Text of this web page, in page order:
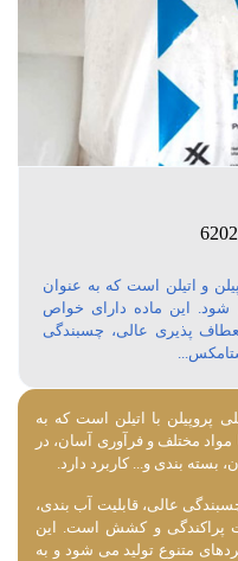
و اتیلن است که به عنوان
شود. این ماده دارای خواص
پذیری عالی، چسبندگی
‌پروپیلن با اتیلن است که به
مختلف و فرآوری آسان، در
بسته ‌بندی و... کاربرد دارد.
عالی، قابلیت آب ‌بندی،
پراکندگی و کشش است. این
متنوع تولید می ‌شود و به